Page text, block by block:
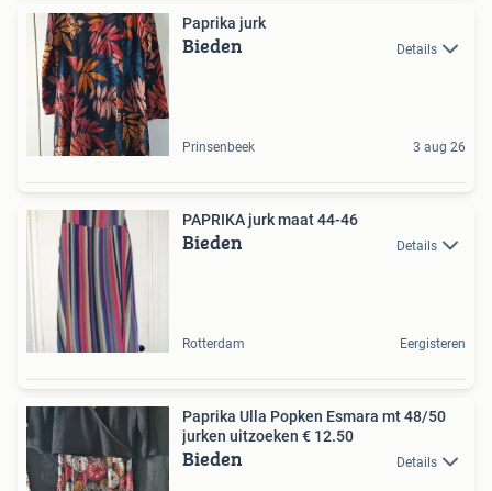
Paprika jurk
Bieden Details
Prinsenbeek 3 aug 26
PAPRIKA jurk maat 44-46
Bieden Details
Rotterdam Eergisteren
Paprika Ulla Popken Esmara mt 48/50
jurken uitzoeken € 12.50
Bieden Details